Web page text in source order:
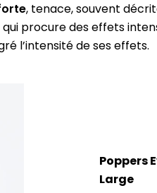
, tenace, souvent
qui procure des effets
l’intensité de ses effets.
Poppers
Large